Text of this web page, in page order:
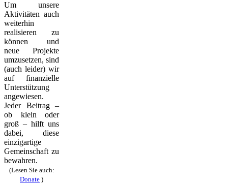
Um unsere
Aktivitäten auch
weiterhin
realisieren zu
können und
neue Projekte
umzusetzen, sind
(auch leider) wir
auf finanzielle
Unterstützung
angewiesen.
Jeder Beitrag –
ob klein oder
groß – hilft uns
dabei, diese
einzigartige
Gemeinschaft zu
bewahren.
(Lesen Sie auch:
Donate )